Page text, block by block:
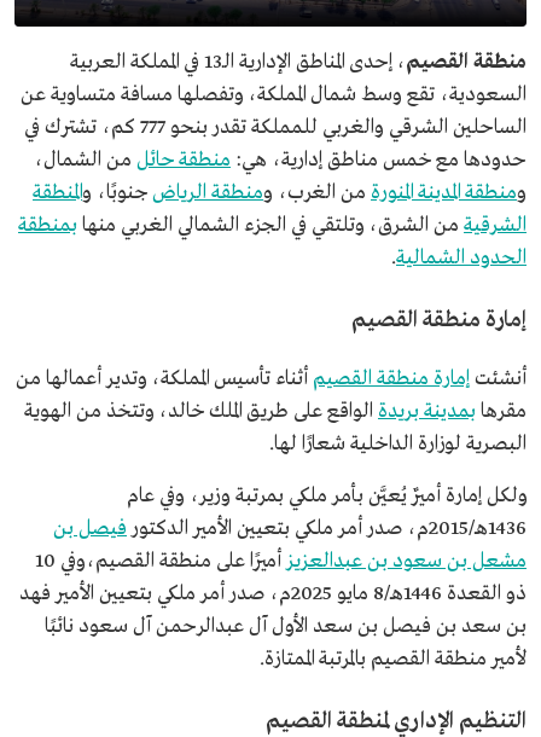
منطقة القصيم
، إحدى المناطق الإدارية الـ13 في المملكة العربية
السعودية، تقع وسط شمال المملكة، وتفصلها مسافة متساوية عن
الساحلين الشرقي والغربي للمملكة تقدر بنحو 777 كم، تشترك في
حدودها مع خمس مناطق إدارية، هي: منطقة حائل من الشمال،
ومنطقة المدينة المنورة من الغرب، ومنطقة الرياضجنوبًا، والمنطقة
الشرقية من الشرق، وتلتقي في الجزء الشمالي الغربي منها بمنطقة
الحدود الشمالية.
إمارة منطقة القصيم
أنشئتإمارة منطقة القصيم أثناء تأسيس المملكة، وتدير أعمالها من
مقرها بمدينة بريدة الواقع على طريق الملك خالد، وتتخذ من الهوية
البصرية لوزارة الداخلية شعارًا لها.
ولكل إمارة أميرٌ يُعيَّن بأمر ملكي بمرتبة وزير، وفي عام
1436هـ/2015م، صدر أمر ملكي بتعيين الأمير الدكتور
فيصل بن
مشعل بن سعود بن عبدالعزيز
أميرًا على منطقة القصيم،وفي 10
ذو القعدة 1446هـ/8 مايو 2025م، صدر أمر ملكي بتعيين الأمير فهد
بن سعد بن فيصل بن سعد الأول آل عبدالرحمن آل سعود نائبًا
لأمير منطقة القصيم بالمرتبة الممتازة.
التنظيم الإداري لمنطقة القصيم